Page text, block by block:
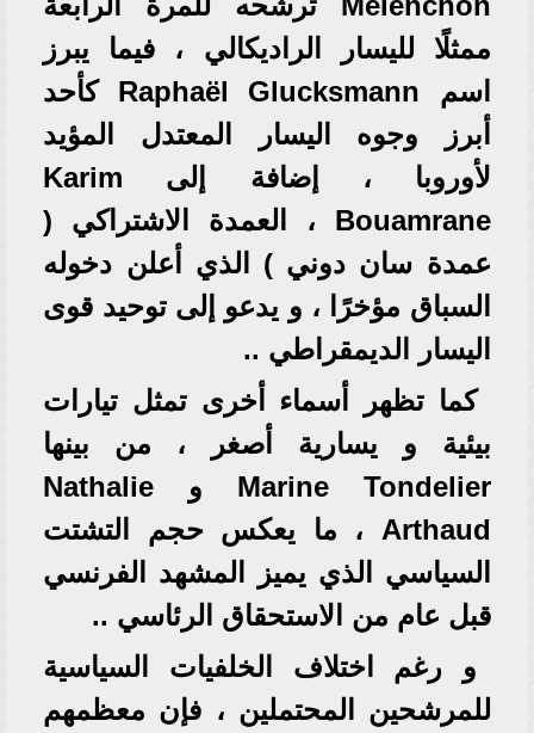
ممثلًا لليسار الراديكالي ، فيما يبرز
اسم Raphaël Glucksmann كأحد
أبرز وجوه اليسار المعتدل المؤيد
لأوروبا ، إضافة إلى Karim
Bouamrane ، العمدة الاشتراكي (
عمدة سان دوني ) الذي أعلن دخوله
السباق مؤخرًا ، و يدعو إلى توحيد قوى
اليسار الديمقراطي ..
كما تظهر أسماء أخرى تمثل تيارات
بيئية و يسارية أصغر ، من بينها
Marine Tondelier و Nathalie
Arthaud ، ما يعكس حجم التشتت
السياسي الذي يميز المشهد الفرنسي
قبل عام من الاستحقاق الرئاسي ..
و رغم اختلاف الخلفيات السياسية
للمرشحين المحتملين ، فإن معظمهم